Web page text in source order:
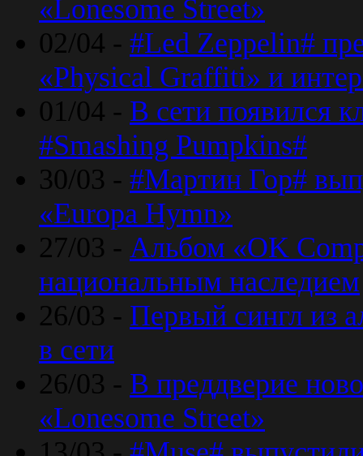
«Lonesome Street»
02/04 - #Led Zeppelin#
«Physical Graffiti» и
01/04 - В сети появился
#Smashing Pumpkins#
30/03 - #Мартин Гор#
«Europa Hymn»
27/03 - Альбом «OK
национальным наследием
26/03 - Первый сингл из
в сети
26/03 - В преддверие
«Lonesome Street»